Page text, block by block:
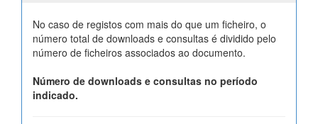
No caso de registos com mais do que um ficheiro, o
número total de downloads e consultas é dividido pelo
número de ficheiros associados ao documento.
Número de downloads e consultas no período
indicado.